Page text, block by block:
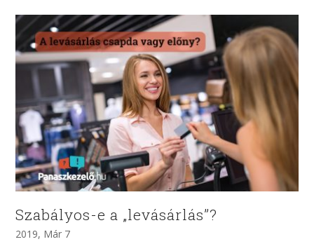
Szabályos-e a „levásárlás”?
2019, Már 7